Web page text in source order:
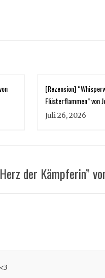
[Rezension]
Flüsterflammen” von
Juli 26, 2026
der Kämpferin”